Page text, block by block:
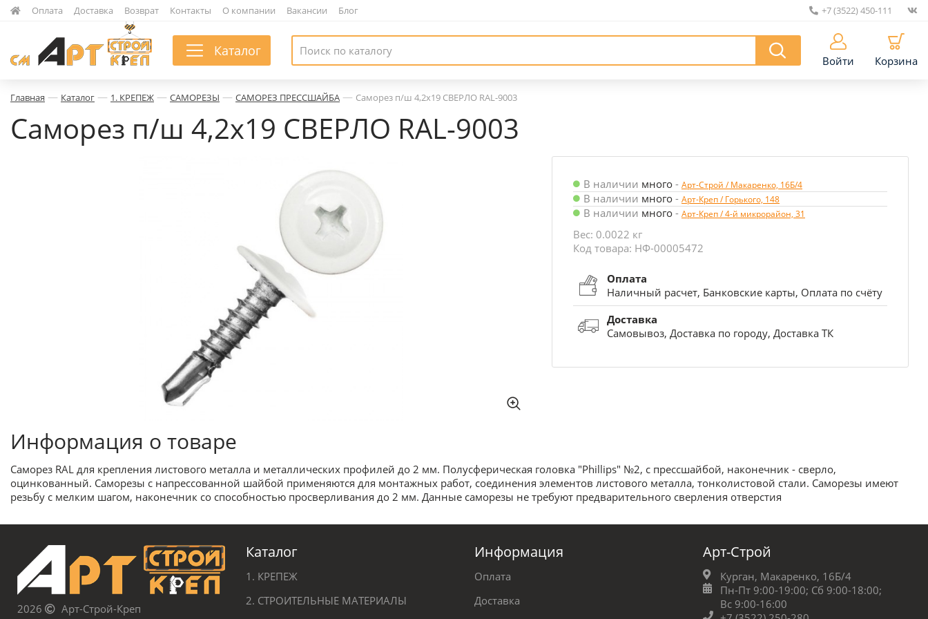
Оплата Доставка Возврат Контакты О компании Вакансии Блог +7 (3522) 450-111
Каталог
Войти Корзина
Главная — Каталог — 1. КРЕПЕЖ — САМОРЕЗЫ — САМОРЕЗ ПРЕССШАЙБА — Саморез п/ш 4,2х19 СВЕРЛО RAL-9003
Саморез п/ш 4,2х19 СВЕРЛО RAL-9003
В наличии много - Арт-Строй / Макаренко, 16Б/4
В наличии много - Арт-Креп / Горького, 148
В наличии много - Арт-Креп / 4-й микрорайон, 31
Вес: 0.0022 кг
Код товара: НФ-00005472
Оплата
Наличный расчет, Банковские карты, Оплата по счёту
Доставка
Самовывоз, Доставка по городу, Доставка ТК
Информация о товаре
Саморез RAL для крепления листового металла и металлических профилей до 2 мм. Полусферическая головка "Phillips" №2, с прессшайбой, наконечник - сверло,
оцинкованный. Саморезы с напреcсованной шайбой применяются для монтажных работ, соединения элементов листового металла, тонколистовой стали. Саморезы имеют
резьбу с мелким шагом, наконечник со способностью просверливания до 2 мм. Данные саморезы не требуют предварительного сверления отверстия
2026 Арт-Строй-Креп
Каталог
1. КРЕПЕЖ
2. СТРОИТЕЛЬНЫЕ МАТЕРИАЛЫ
Информация
Оплата
Доставка
Арт-Строй
Курган, Макаренко, 16Б/4
Пн-Пт 9:00-19:00; Сб 9:00-18:00;
Вс 9:00-16:00